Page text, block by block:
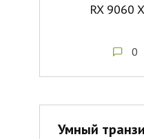
RX 9060
0
Умный